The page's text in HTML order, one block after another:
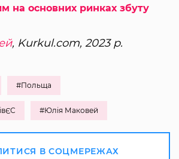
на основних ринках збуту
, Kurkul.com, 2023 р.
#Польща
#Юлія Маковей
В СОЦМЕРЕЖАХ